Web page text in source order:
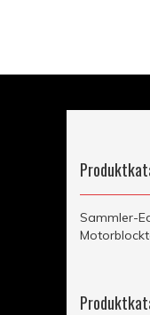
Sammler-
Teile für